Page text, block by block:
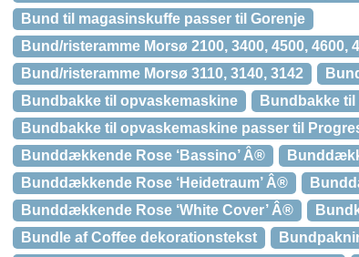
Bund til magasinskuffe passer til Gorenje
Bund/risteramme Morsø 2100, 3400, 4500, 4600,
Bund/risteramme Morsø 3110, 3140, 3142
Bundbakke til opvaskemaskine
Bundbakke
Bundbakke til opvaskemaskine passer til
Bunddækkende Rose ‘Bassino’ Â®
Bunddækkende Rose ‘Heidetraum’ Â®
Bunddækkende Rose ‘White Cover’ Â®
Bundle af Coffee dekorationstekst